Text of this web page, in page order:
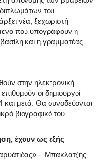
του
νέα, ξεχωριστή
που υπογράφουν η
και η γραμματέας
στην ηλεκτρονική
οι δημιουργοί
και μετά. Θα συνοδεύονται
βιογραφικό του
έχουν ως εξής
- Μπακλατζής